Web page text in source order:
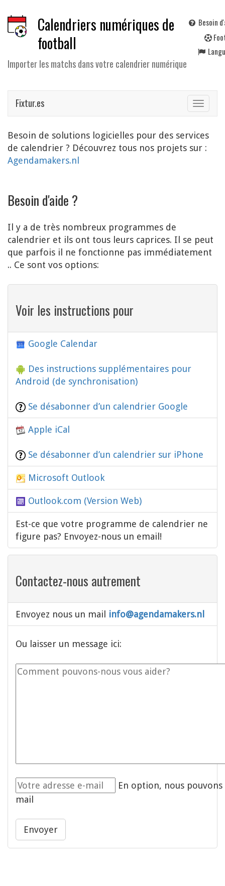
Calendriers numériques de
football
Importer les matchs dans votre calendrier numérique
Besoin
F
Toggle
Fixtur.es
Besoin de solutions logicielles pour des services
de calendrier ? Découvrez tous nos projets sur :
Agendamakers.nl
Besoin d'aide ?
Il y a de très nombreux programmes de
calendrier et ils ont tous leurs caprices. Il se peut
que parfois il ne fonctionne pas immédiatement
.. Ce sont vos options:
Voir les instructions pour
Google Calendar
Des instructions supplémentaires pour
Android (de synchronisation)
Se désabonner d’un calendrier Google
Apple iCal
Se désabonner d’un calendrier sur iPhone
Microsoft Outlook
Outlook.com (Version Web)
Est-ce que votre programme de calendrier ne
figure pas? Envoyez-nous un email!
Contactez-nous autrement
Envoyez nous un mail info@agendamakers.nl
Ou laisser un message ici:
En option, nous
mail